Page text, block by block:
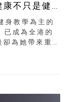
不只是健
教學為主的
成為全港的
為她帶來重